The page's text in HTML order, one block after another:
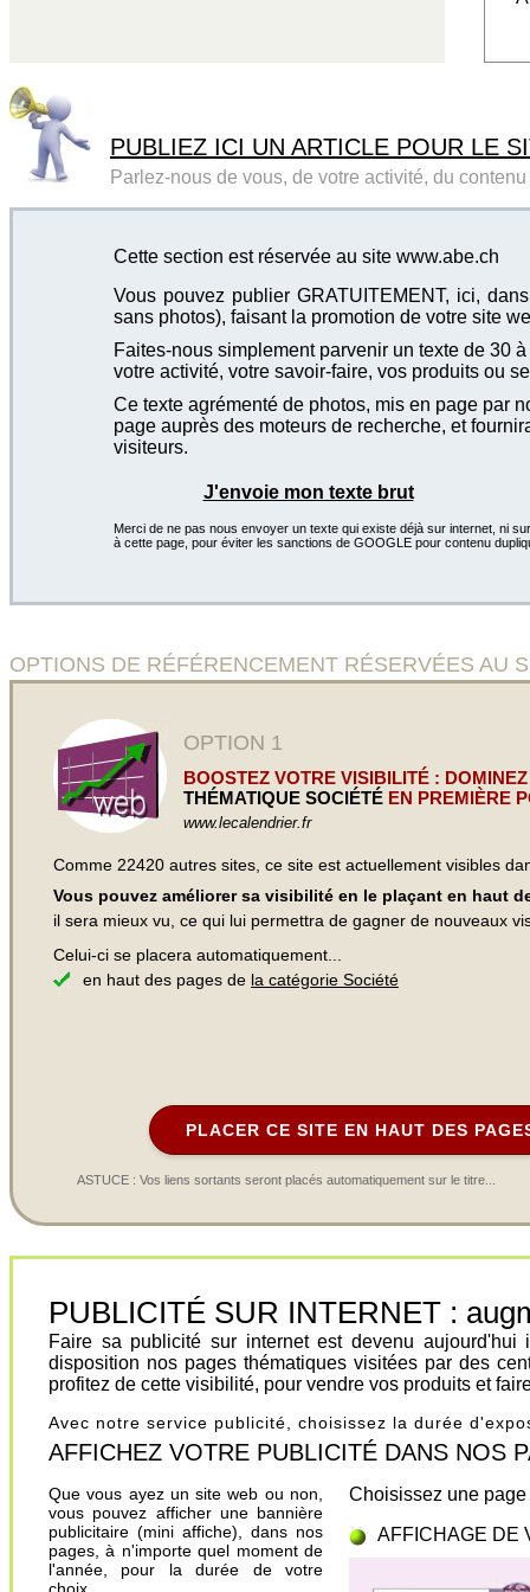
PUBLIEZ ICI UN ARTICLE POUR LE
Parlez-nous de vous, de votre activité, du
Cette section est réservée au site www.abe.ch
Vous pouvez publier GRATUITEMENT, ici,
sans photos), faisant la promotion de votre site
Faites-nous simplement parvenir un texte de 30
votre activité, votre savoir-faire, vos produits ou
Ce texte agrémenté de photos, mis en page par
page auprès des moteurs de recherche, et
visiteurs.
J'envoie mon texte brut
Merci de ne pas nous envoyer un texte qui existe déjà sur internet, ni
à cette page, pour éviter les sanctions de GOOGLE pour contenu
OPTIONS DE RÉFÉRENCEMENT RÉSERVÉES AU
OPTION 1
BOOSTEZ VOTRE VISIBILITÉ :
THÉMATIQUE SOCIÉTÉ EN PREMIÈRE
www.lecalendrier.fr
Comme 22420 autres sites, ce site est actuellement visibles
Vous pouvez améliorer sa visibilité en le plaçant en haut
il sera mieux vu, ce qui lui permettra de gagner de nouveaux
Celui-ci se placera automatiquement...
en haut des pages de la catégorie Société
PLACER CE SITE EN HAUT DES
ASTUCE : Vos liens sortants seront placés automatiquement sur le titre...
PUBLICITÉ SUR INTERNET :
Faire sa publicité sur internet est devenu
disposition nos pages thématiques visitées par des
profitez de cette visibilité, pour vendre vos produits et
Avec notre service publicité, choisissez la durée
AFFICHEZ VOTRE PUBLICITÉ DANS NOS
Que vous ayez un site web ou non,
vous pouvez afficher une bannière
publicitaire (mini affiche), dans nos
pages, à n'importe quel moment de
l'année, pour la durée de votre
Choisissez une
AFFICHAGE DE